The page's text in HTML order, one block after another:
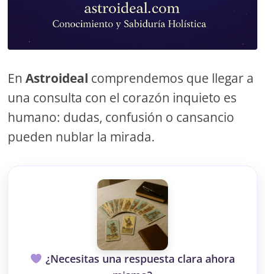
EnAstroideal comprendemos que llegar a
una consulta con el corazón inquieto es
humano: dudas, confusión o cansancio
pueden nublar la mirada.
¿Necesitas una respuesta clara ahora